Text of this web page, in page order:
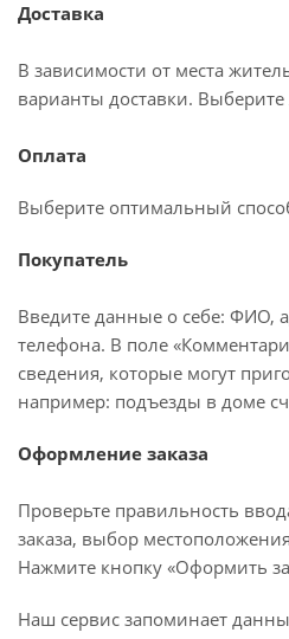
Доставка
В зависимости от места
варианты доставки.
Оплата
Выберите оптимальный
Покупатель
Введите данные о себе: ФИО,
телефона. В поле
сведения, которые могут
например: подъезды в доме
Оформление заказа
Проверьте правильность
заказа, выбор
Нажмите кнопку «Оформить
Наш сервис запоминает